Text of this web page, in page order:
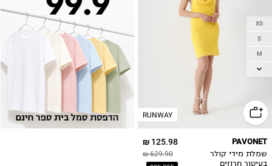
RUNWAY
XS
S
M
L
125.98 ₪
629.90 ₪
PAVONET
שמלת מידי קולר
בעיטור חרוזים